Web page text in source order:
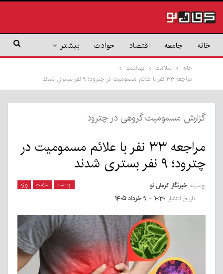
خانه جامعه اقتصاد حوادث بیشتر
خانه سلامت
بهداشت
مراجعه ۳۳ نفر با علائم مسمومیت در چترود؛ ۹ نفر بستری شدند
گزارش مسمومیت گروهی در چترود
مراجعه ۳۳ نفر با علائم مسمومیت در
چترود؛ ۹ نفر بستری شدند
بهداشت سلامت ویژه بوسیله خبرنگار کرمان نو
تاریخ انتشار ۱۰:۳۰ - ۹ خرداد ۱۴۰۵